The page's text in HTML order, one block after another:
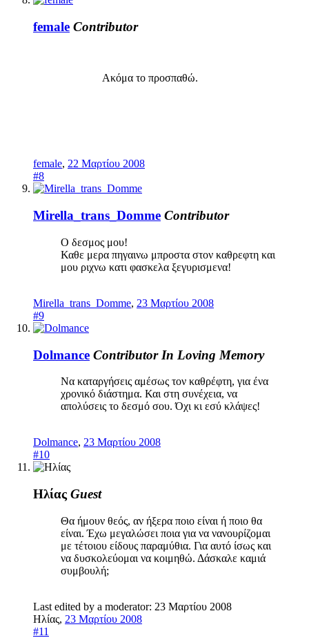
female Contributor
Ακόμα το προσπαθώ.
female, 22 Μαρτίου 2008
#8
Mirella_trans_Domme Contributor
Ο δεσμος μου!
Καθε μερα πηγαινω μπροστα στον καθρεφτη και
μου ριχνω κατι φασκελα ξεγυρισμενα!
Mirella_trans_Domme, 23 Μαρτίου 2008
#9
Dolmance Contributor In Loving Memory
Να καταργήσεις αμέσως τον καθρέφτη, για ένα
χρονικό διάστημα. Και στη συνέχεια, να
απολύσεις το δεσμό σου. Όχι κι εσύ κλάψες!
Dolmance, 23 Μαρτίου 2008
#10
Ηλίας Guest
Θα ήμουν θεός, αν ήξερα ποιο είναι ή ποιο θα
είναι. Έχω μεγαλώσει ποια για να νανουρίζομαι
με τέτοιου είδους παραμύθια. Για αυτό ίσως και
να δυσκολεύομαι να κοιμηθώ. Δάσκαλε καμιά
συμβουλή;
Last edited by a moderator: 23 Μαρτίου 2008
Ηλίας, 23 Μαρτίου 2008
#11